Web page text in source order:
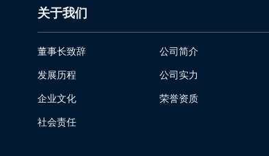
关于我们
董事长致辞 公司简介
发展历程 公司实力
企业文化 荣誉资质
社会责任